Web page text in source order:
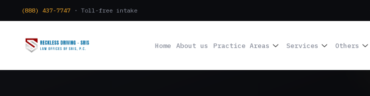
(888) 437-7747 · Toll-free intake
Home About us Practice Areas Services Others